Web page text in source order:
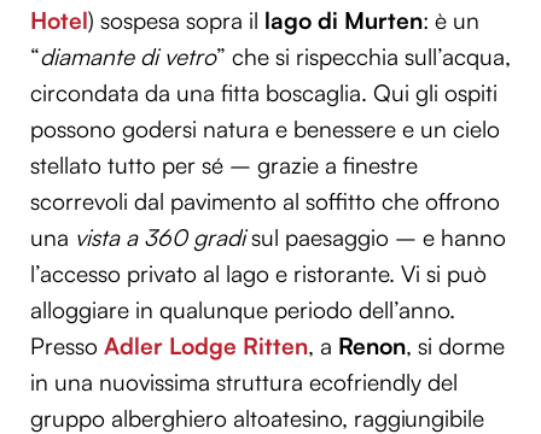
Hotel) sospesa sopra il lago di Murten: è un
“diamante di vetro” che si rispecchia sull’acqua,
circondata da una fitta boscaglia. Qui gli ospiti
possono godersi natura e benessere e un cielo
stellato tutto per sé – grazie a finestre
scorrevoli dal pavimento al soffitto che offrono
una vista a 360 gradisul paesaggio – e hanno
l’accesso privato al lago e ristorante. Vi si può
alloggiare in qualunque periodo dell’anno.
Presso Adler Lodge Ritten, a Renon, si dorme
in una nuovissima struttura ecofriendly del
gruppo alberghiero altoatesino, raggiungibile